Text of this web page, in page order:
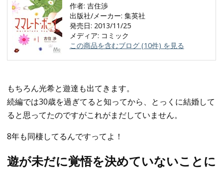
作者: 吉住渉
出版社/メーカー: 集英社
発売日: 2013/11/25
メディア: コミック
この商品を含むブログ (10件) を見る
もちろん光希と遊達も出てきます。
続編では30歳を過ぎてると知ってから、とっくに結婚して
ると思ってたのですがこれがまだしていません。
8年も同棲してるんですってよ！
遊が未だに覚悟を決めていないことに